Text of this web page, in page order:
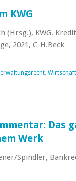
KWG
(Hrsg.), KWG.
2021, C-H.Beck
,
Das
Werk
Spindler,